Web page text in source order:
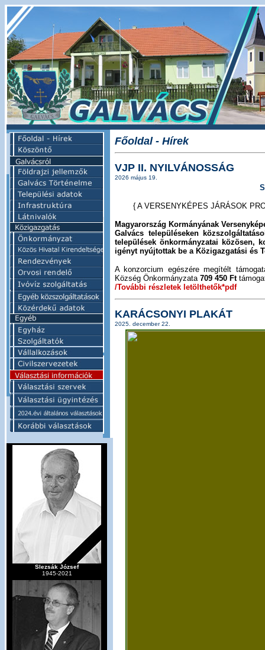
Slezsák József
1945-2021
Főoldal - Hírek
VJP II. NYILVÁNOSSÁG
2026 május 19.
{ A VERSENYKÉPES JÁRÁSOK
Magyarország Kormányának
Galvács településeken
települések önkormányzatai közösen,
igényt nyújtottak be a Közigazgatási és
A konzorcium egészére megítélt
Község Önkormányzata 709 450 Ft
/További részletek letölthetők*pdf
KARÁCSONYI PLAKÁT
2025. december 22.